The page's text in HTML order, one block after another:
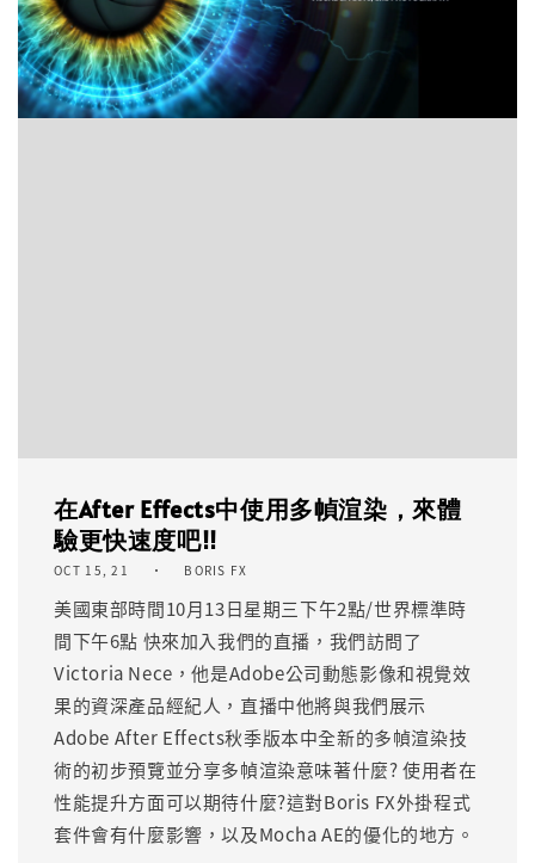
在After Effects中使用多幀渲染，來體
驗更快速度吧!!
OCT 15, 21 BORIS FX
美國東部時間10月13日星期三下午2點/世界標準時
間下午6點 快來加入我們的直播，我們訪問了
Victoria Nece，他是Adobe公司動態影像和視覺效
果的資深產品經紀人，直播中他將與我們展示
Adobe After Effects秋季版本中全新的多幀渲染技
術的初步預覽並分享多幀渲染意味著什麼? 使用者在
性能提升方面可以期待什麼?這對Boris FX外掛程式
套件會有什麼影響，以及Mocha AE的優化的地方。